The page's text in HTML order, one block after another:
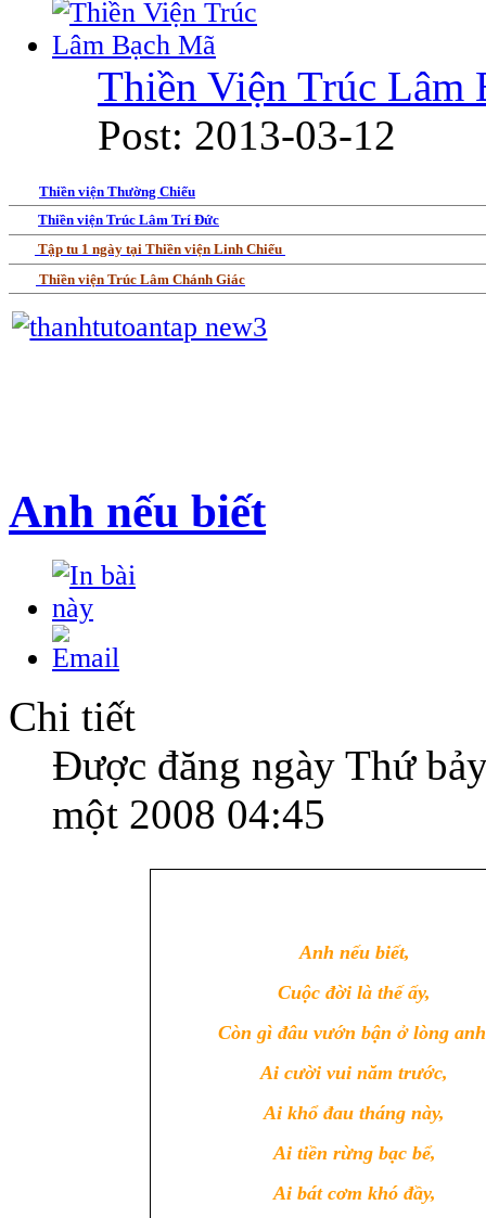
Thiền Viện Trúc Lâm
Post: 2013-03-12
Thiền viện Thường Chiếu
Thiền viện Trúc Lâm Trí Đức
Tập tu 1 ngày tại Thiền viện Linh Chiếu
Thiền viện Trúc Lâm Chánh Giác
Anh nếu biết
Chi tiết
Được đăng ngày Thứ
một 2008 04:45
Anh nếu biết,
Cuộc đời là thế ấy,
Còn gì đâu vướn bận ở lòng
Ai cười vui năm trước,
Ai khổ đau tháng này,
Ai tiền rừng bạc bể,
Ai bát cơm khó đầy,